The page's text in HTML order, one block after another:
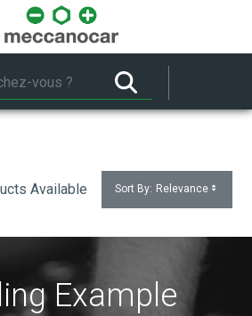
Available Sort By: Relevance
Example